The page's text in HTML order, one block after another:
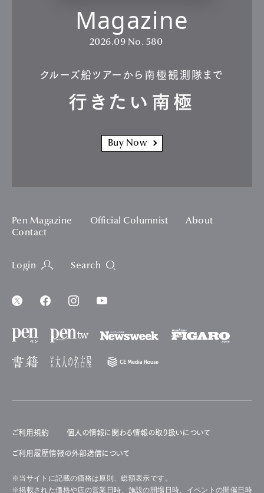
Magazine
2026.09 No. 580
クルーズ船ツアーから南極観測隊まで
行きたい南極
Buy Now
Pen Magazine Official Columnist
About
Contact
Login Search
ご利用規約 個人の情報に関わる情報の取り扱いについて
ご利用履歴情報の外部送信について
※当サイトに記載の価格は原則、総額表示です。
※掲載された価格や店の営業日時、施設の開場日時、イベントの開催日時